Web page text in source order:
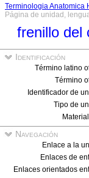
Terminologia Anatomica
Página de unidad,
frenillo del
Identificación
Término latino
Término
Identificador de
Tipo de
Navegación
Enlace a la
Enlaces de
Enlaces orientados